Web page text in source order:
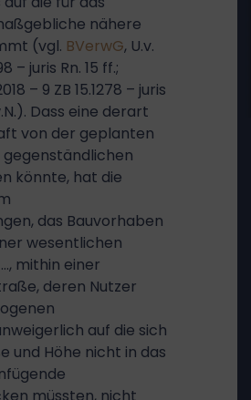
nähere
(vgl. BVerwG, U.v.
– juris Rn. 15 ff.;
– 9 ZB 15.1278 – juris
Dass eine derart
von der geplanten
könnte, hat die
das Bauvorhaben
wesentlichen
mithin einer
deren Nutzer
auf die sich
und Höhe nicht in das